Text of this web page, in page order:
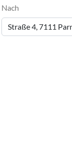
Nach